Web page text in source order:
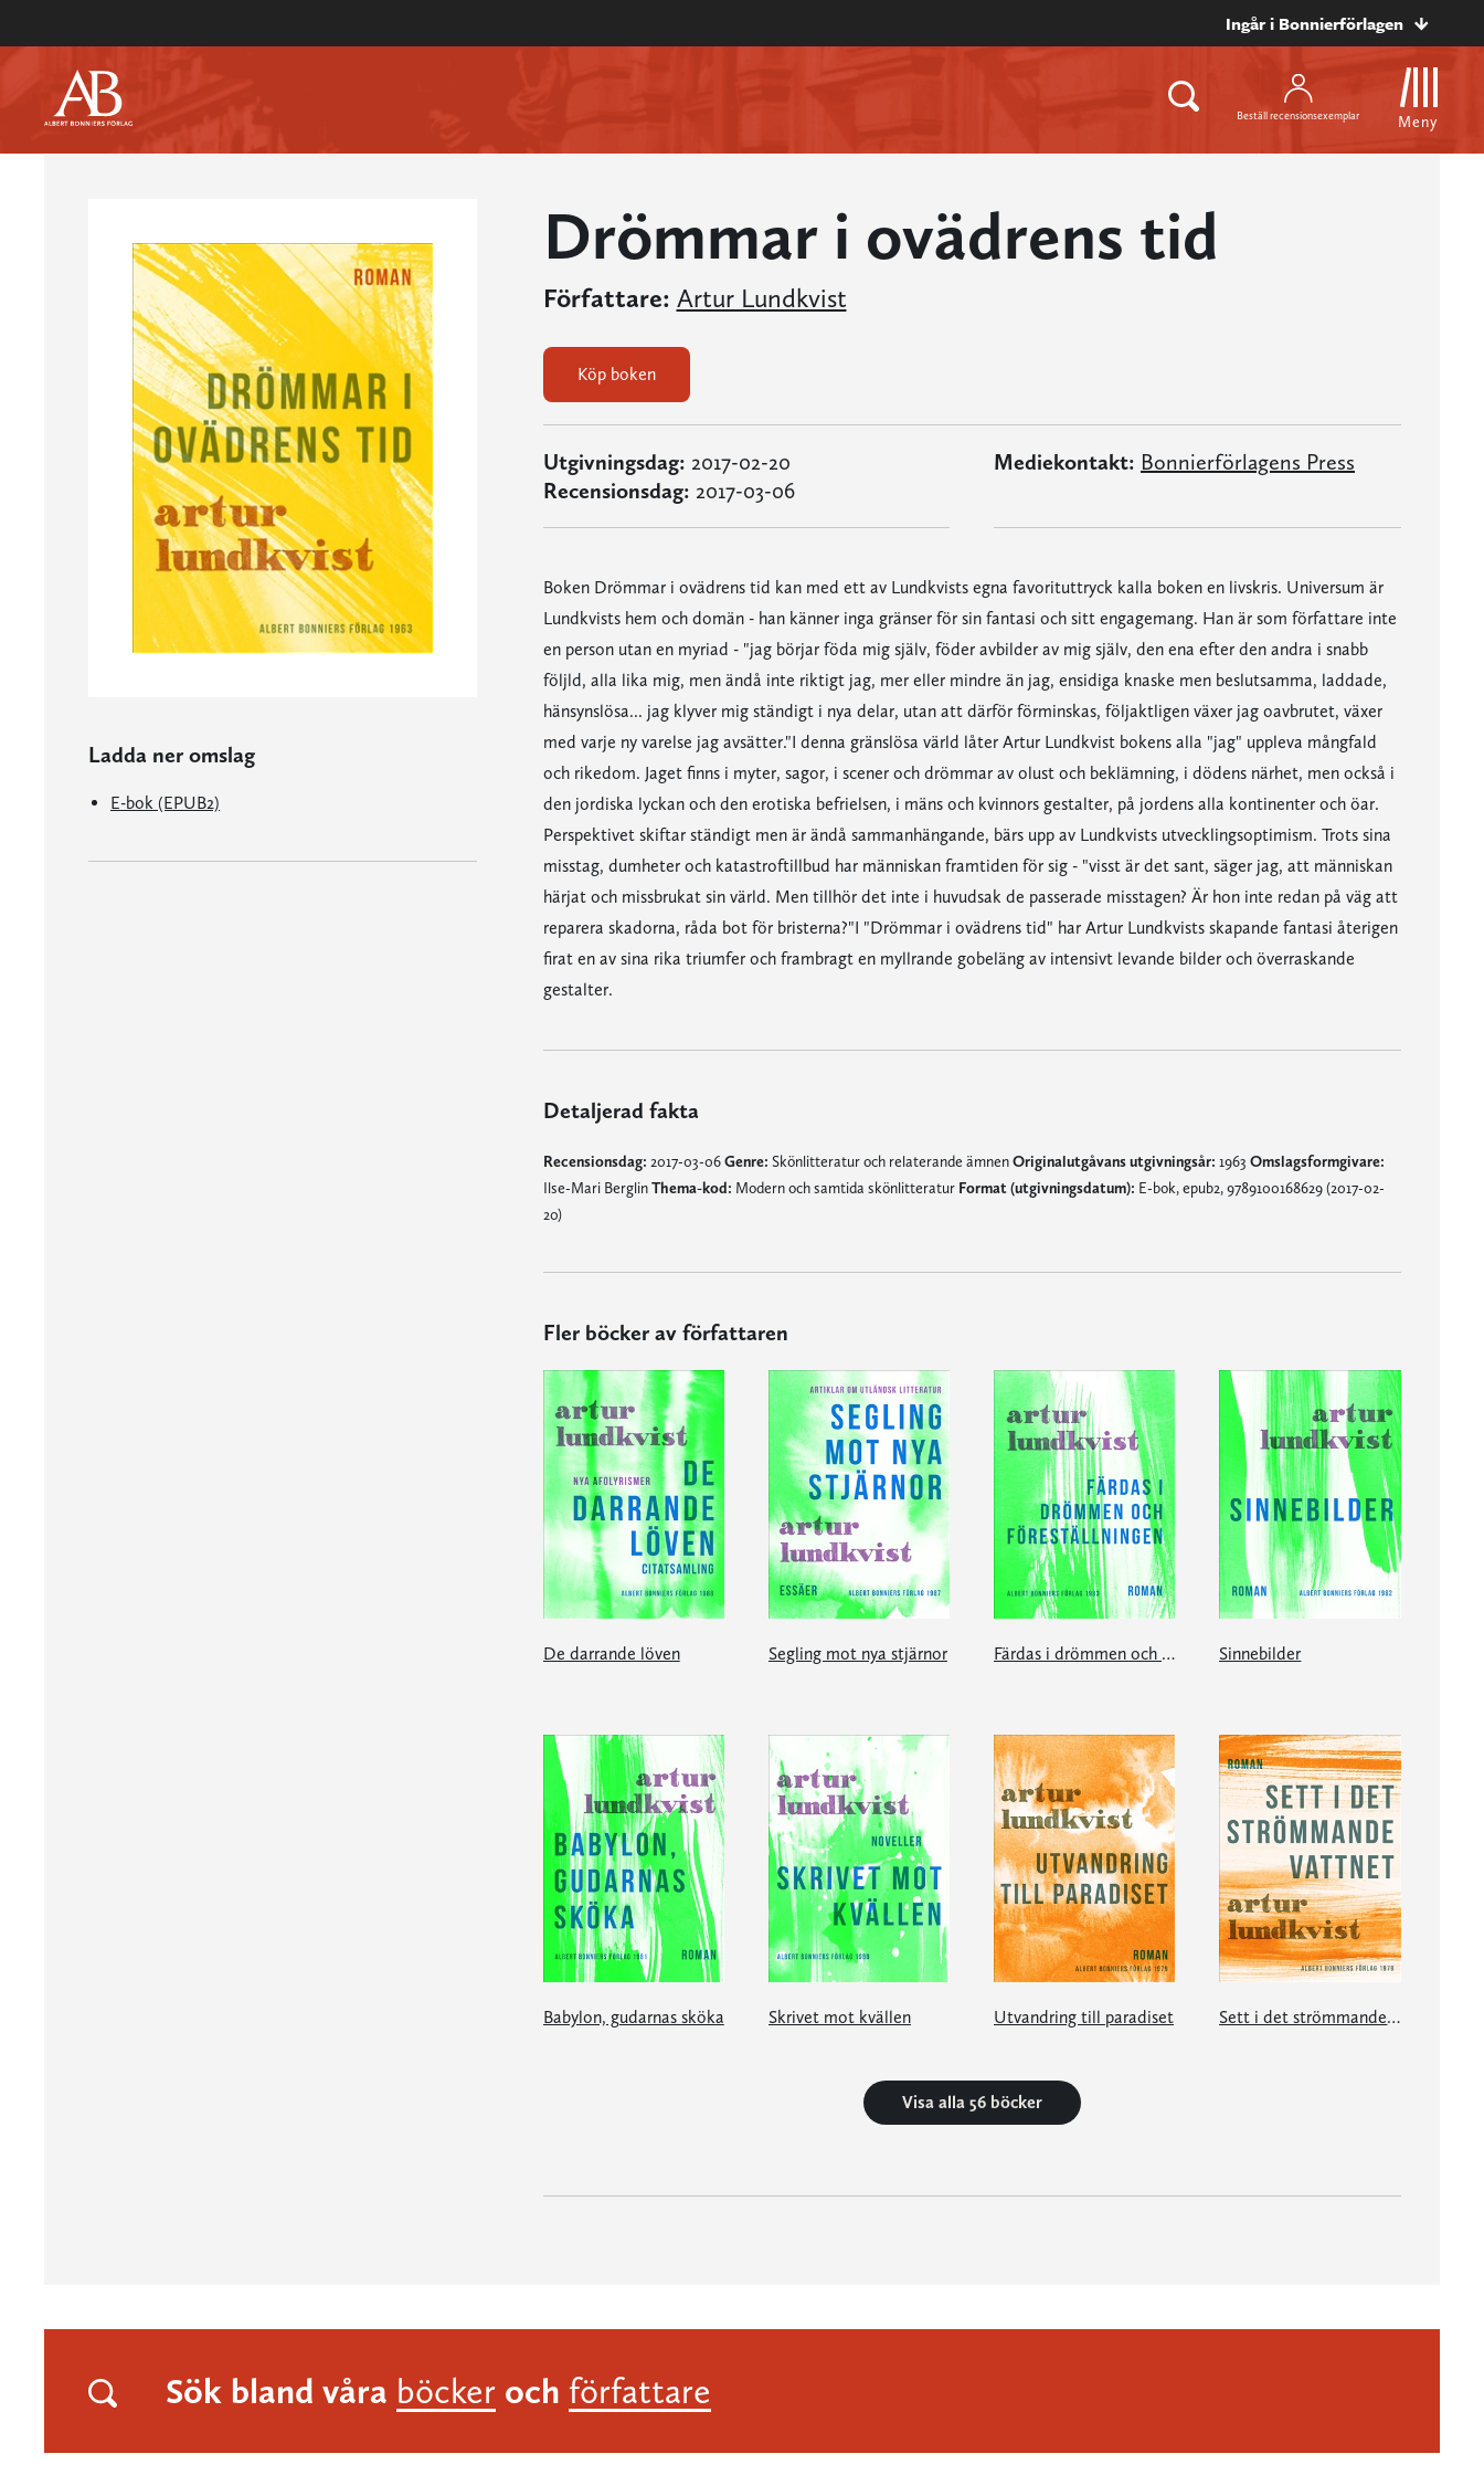
Ingår i Bonnierförlagen
Beställ recensionsexemplar Meny
Ladda ner omslag
E-bok (EPUB2)
Drömmar i ovädrens tid
Författare: Artur Lundkvist
Köp boken
Utgivningsdag: 2017-02-20
Recensionsdag: 2017-03-06
Mediekontakt: Bonnierförlagens Press
Boken Drömmar i ovädrens tid kan med ett av Lundkvists egna favorituttryck kalla boken en livskris. Universum är
Lundkvists hem och domän - han känner inga gränser för sin fantasi och sitt engagemang. Han är som författare inte
en person utan en myriad - "jag börjar föda mig själv, föder avbilder av mig själv, den ena efter den andra i snabb
följld, alla lika mig, men ändå inte riktigt jag, mer eller mindre än jag, ensidiga knaske men beslutsamma, laddade,
hänsynslösa... jag klyver mig ständigt i nya delar, utan att därför förminskas, följaktligen växer jag oavbrutet, växer
med varje ny varelse jag avsätter."I denna gränslösa värld låter Artur Lundkvist bokens alla "jag" uppleva mångfald
och rikedom. Jaget finns i myter, sagor, i scener och drömmar av olust och beklämning, i dödens närhet, men också i
den jordiska lyckan och den erotiska befrielsen, i mäns och kvinnors gestalter, på jordens alla kontinenter och öar.
Perspektivet skiftar ständigt men är ändå sammanhängande, bärs upp av Lundkvists utvecklingsoptimism. Trots sina
misstag, dumheter och katastroftillbud har människan framtiden för sig - "visst är det sant, säger jag, att människan
härjat och missbrukat sin värld. Men tillhör det inte i huvudsak de passerade misstagen? Är hon inte redan på väg att
reparera skadorna, råda bot för bristerna?"I "Drömmar i ovädrens tid" har Artur Lundkvists skapande fantasi återigen
firat en av sina rika triumfer och frambragt en myllrande gobeläng av intensivt levande bilder och överraskande
gestalter.
Detaljerad fakta
Recensionsdag: 2017-03-06Genre: Skönlitteratur och relaterande ämnenOriginalutgåvans utgivningsår: 1963 Omslagsformgivare:
Ilse-Mari BerglinThema-kod: Modern och samtida skönlitteratur Format (utgivningsdatum): E-bok, epub2, 9789100168629 (2017-02-
20)
Fler böcker av författaren
De darrande löven Segling mot nya stjärnor Färdas i drömmen och föreställningen Sinnebilder
Babylon, gudarnas sköka Skrivet mot kvällen Utvandring till paradiset Sett i det strömmande vattnet
Visa alla 56 böcker
Sök bland våra böcker och författare